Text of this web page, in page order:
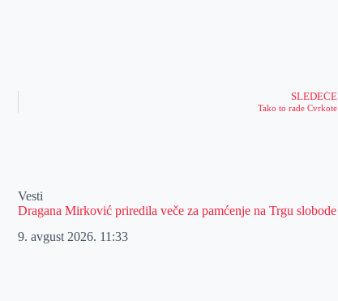
SLEDEĆE
Tako to rade Cvrkote
Vesti
Dragana Mirković priredila veče za pamćenje na Trgu slobode
9. avgust 2026. 11:33